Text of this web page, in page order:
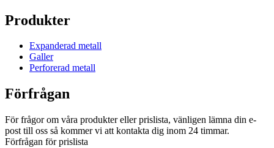
Produkter
Expanderad metall
Galler
Perforerad metall
Förfrågan
För frågor om våra produkter eller prislista, vänligen lämna din e-
post till oss så kommer vi att kontakta dig inom 24 timmar.
Förfrågan för prislista